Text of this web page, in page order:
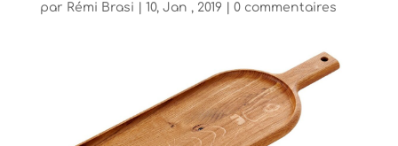
par Rémi Brasi 10, Jan , 2019| 0 commentaires